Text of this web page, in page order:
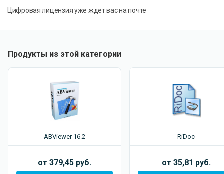
Цифровая лицензия уже ждет вас на почте
Продукты из этой категории
ABViewer 16.2
от 379,45 руб.
RiDoc
от 35,81 руб.